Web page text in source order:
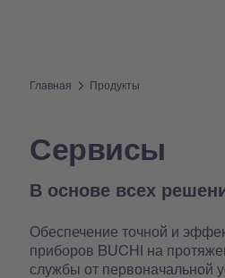
Главная Продукты
Сервисы
В основе всех
Обеспечение точной и
приборов BUCHI на
службы от первоначальной